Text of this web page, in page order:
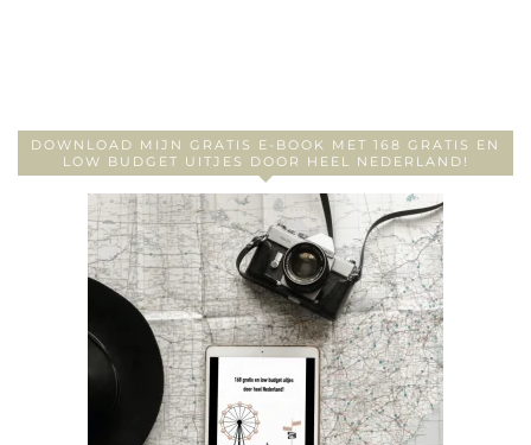
DOWNLOAD MIJN GRATIS E-BOOK MET 168 GRATIS EN
LOW BUDGET UITJES DOOR HEEL NEDERLAND!